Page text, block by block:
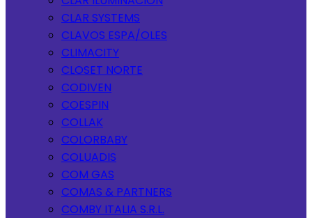
CLAR SYSTEMS
CLAVOS ESPA/OLES
CLIMACITY
CLOSET NORTE
CODIVEN
COESPIN
COLLAK
COLORBABY
COLUADIS
COM GAS
COMAS & PARTNERS
COMBY ITALIA S.R.L.